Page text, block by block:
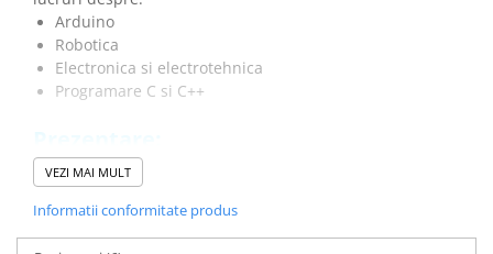
Arduino
Robotica
Electronica si electrotehnica
Programare C si C++
VEZI MAI MULT
Informatii conformitate produs